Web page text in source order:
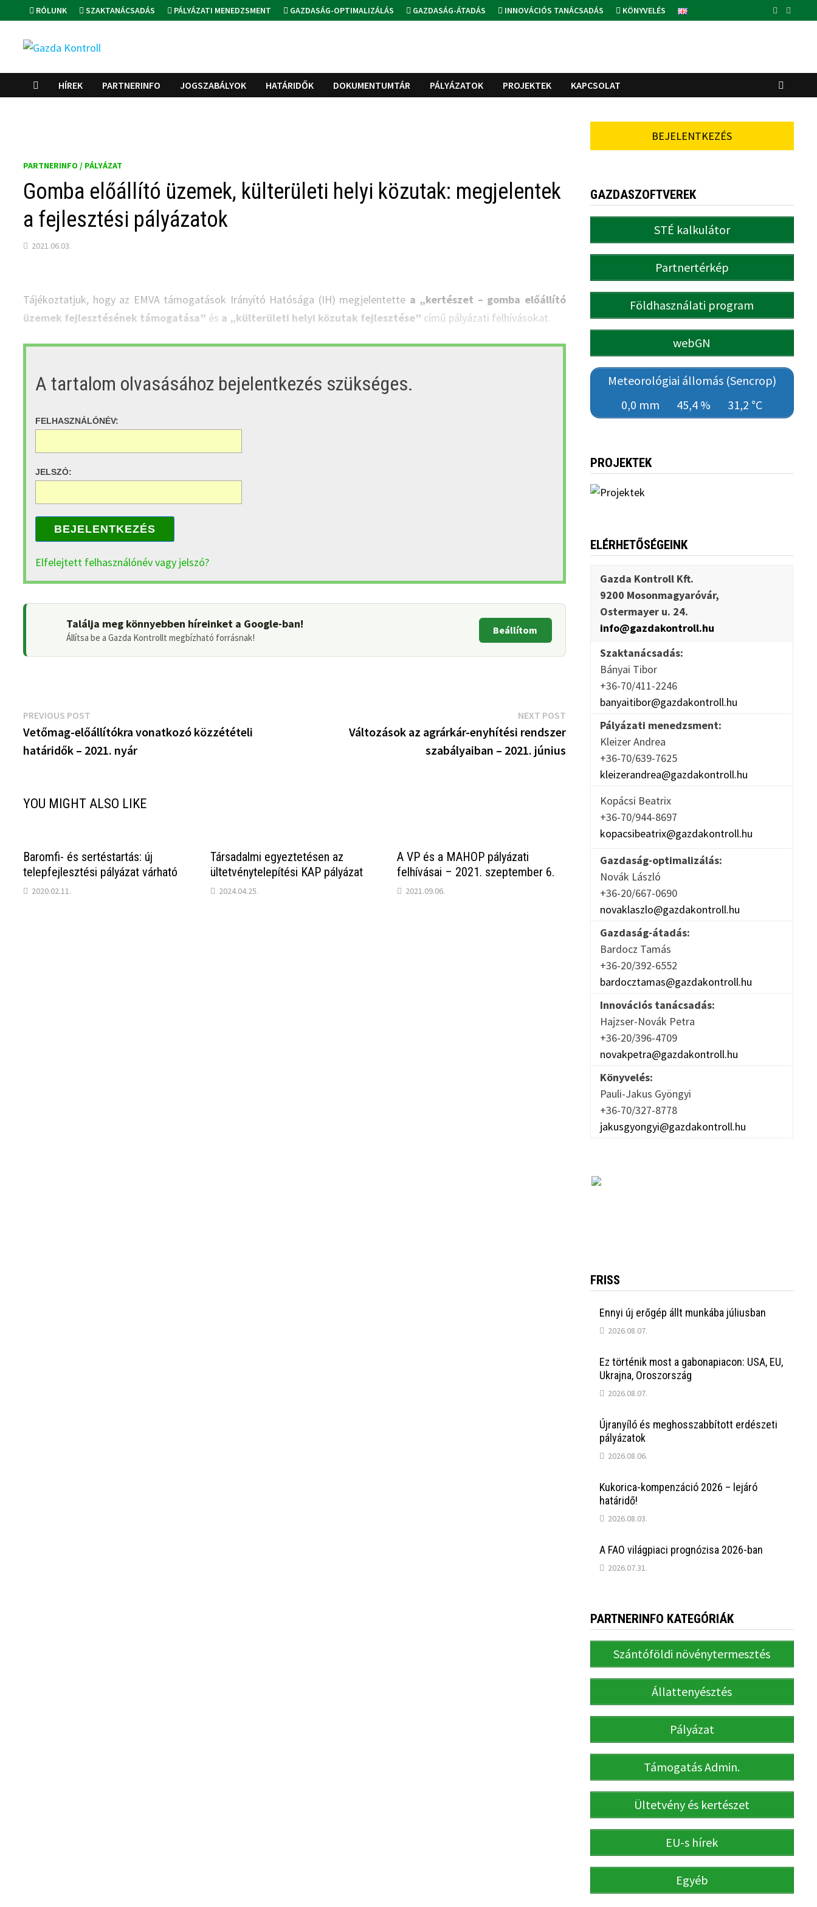
to
content
RÓLUNK SZAKTANÁCSADÁS PÁLYÁZATI MENEDZSMENT GAZDASÁG-OPTIMALIZÁLÁS GAZDASÁG-ÁTADÁS INNOVÁCIÓS TANÁCSADÁS KÖNYVELÉS
HÍREK PARTNERINFO JOGSZABÁLYOK HATÁRIDŐK DOKUMENTUMTÁR PÁLYÁZATOK PROJEKTEK KAPCSOLAT
PARTNERINFO / PÁLYÁZAT
Gomba előállító üzemek, külterületi helyi közutak: megjelentek
a fejlesztési pályázatok
2021.06.03.
Tájékoztatjuk, hogy az EMVA támogatások Irányító Hatósága (IH) megjelentette a „kertészet – gomba előállító
üzemek fejlesztésének támogatása” és a „külterületi helyi közutak fejlesztése” című pályázati felhívásokat.
A tartalom olvasásához bejelentkezés szükséges.
FELHASZNÁLÓNÉV:
JELSZÓ:
BEJELENTKEZÉS
Elfelejtett felhasználónév vagy jelszó?
Találja meg könnyebben híreinket a Google-ban!
Állítsa be a Gazda Kontrollt megbízható forrásnak!
Beállítom
Bejegyzés
navigáció
PREVIOUS POST
post:
Vetőmag-előállítókra vonatkozó közzétételi
határidők – 2021. nyár
NEXT POSTNext
post:
Változások az agrárkár-enyhítési rendszer
szabályaiban – 2021. június
YOU MIGHT ALSO LIKE
Baromfi- és sertéstartás: új
telepfejlesztési pályázat várható
2020.02.11.
Társadalmi egyeztetésen az
ültetvénytelepítési KAP pályázat
2024.04.25.
A VP és a MAHOP pályázati
felhívásai – 2021. szeptember 6.
2021.09.06.
BEJELENTKEZÉS
GAZDASZOFTVEREK
STÉ kalkulátor
Partnertérkép
Földhasználati program
webGN
Meteorológiai állomás (Sencrop)
0,0 mm
45,4 % 31,2 °C
PROJEKTEK
ELÉRHETŐSÉGEINK
Gazda Kontroll Kft.
9200 Mosonmagyaróvár,
Ostermayer u. 24.
info@gazdakontroll.hu
Szaktanácsadás:
Bányai Tibor
+36-70/411-2246
banyaitibor@gazdakontroll.hu
Pályázati menedzsment:
Kleizer Andrea
+36-70/639-7625
kleizerandrea@gazdakontroll.hu
Kopácsi Beatrix
+36-70/944-8697
kopacsibeatrix@gazdakontroll.hu
Gazdaság-optimalizálás:
Novák László
+36-20/667-0690
novaklaszlo@gazdakontroll.hu
Gazdaság-átadás:
Bardocz Tamás
+36-20/392-6552
bardocztamas@gazdakontroll.hu
Innovációs tanácsadás:
Hajzser-Novák Petra
+36-20/396-4709
novakpetra@gazdakontroll.hu
Könyvelés:
Pauli-Jakus Gyöngyi
+36-70/327-8778
jakusgyongyi@gazdakontroll.hu
FRISS
Ennyi új erőgép állt munkába júliusban
2026.08.07.
Ez történik most a gabonapiacon: USA, EU,
Ukrajna, Oroszország
2026.08.07.
Újranyíló és meghosszabbított erdészeti
pályázatok
2026.08.06.
Kukorica-kompenzáció 2026 – lejáró
határidő!
2026.08.03.
A FAO világpiaci prognózisa 2026-ban
2026.07.31.
PARTNERINFO KATEGÓRIÁK
Szántóföldi növénytermesztés
Állattenyésztés
Pályázat
Támogatás Admin.
Ültetvény és kertészet
EU-s hírek
Egyéb